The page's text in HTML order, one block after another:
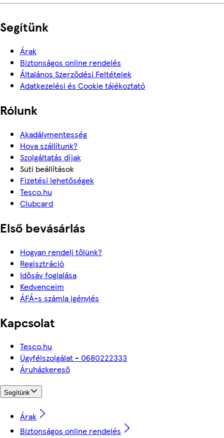
Segítünk
Árak
Biztonságos online rendelés
Általános Szerződési Feltételek
Adatkezelési és Cookie tájékoztató
Rólunk
Akadálymentesség
Hova szállítunk?
Szolgáltatás díjak
Süti beállítások
Fizetési lehetőségek
Tesco.hu
Clubcard
Első bevásárlás
Hogyan rendelj tőlünk?
Regisztráció
Idősáv foglalása
Kedvenceim
ÁFÁ-s számla igénylés
Kapcsolat
Tesco.hu
Ügyfélszolgálat - 0680222333
Áruházkereső
Segítünk
Árak
Biztonságos online rendelés